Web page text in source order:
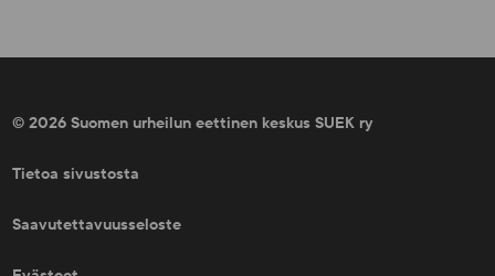
© 2026 Suomen urheilun eettinen keskus SUEK ry
Tietoa sivustosta
Saavutettavuusseloste